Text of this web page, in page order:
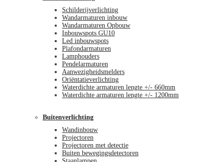
Schilderijverlichting
Wandarmaturen inbouw
Wandarmaturen Opbouw
Inbouwspots GU10
Led inbouwspots
Plafondarmaturen
Lamphouders
Pendelarmaturen
Aanwezigheidsmelders
Oriëntatieverlichting
Waterdichte armaturen lengte +/- 660mm
Waterdichte armaturen lengte +/- 1200mm
Buitenverlichting
Wandinbouw
Projectoren
Projectoren met detectie
Buiten bewegingsdetectoren